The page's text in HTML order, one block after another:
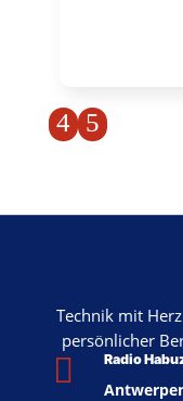
4 5
Technik mit
persönlicher
 Radio